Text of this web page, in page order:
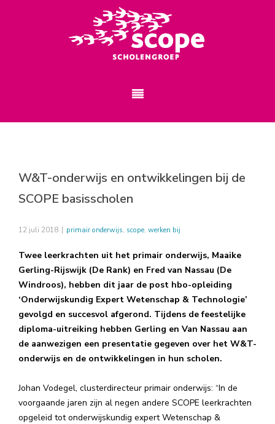
W&T-onderwijs en ontwikkelingen bij de
SCOPE basisscholen
12 juli 2018 | primair onderwijs, scope, werken bij
Twee leerkrachten uit het primair onderwijs, Maaike
Gerling-Rijswijk (De Rank) en Fred van Nassau (De
Windroos), hebben dit jaar de post hbo-opleiding
‘Onderwijskundig Expert Wetenschap & Technologie’
gevolgd en succesvol afgerond. Tijdens de feestelijke
diploma-uitreiking hebben Gerling en Van Nassau aan
de aanwezigen een presentatie gegeven over het W&T-
onderwijs en de ontwikkelingen in hun scholen.
Johan Vodegel, clusterdirecteur primair onderwijs: “In de
voorgaande jaren zijn al negen andere SCOPE leerkrachten
opgeleid tot onderwijskundig expert Wetenschap &